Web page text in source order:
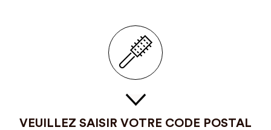
VEUILLEZ SAISIR VOTRE CODE POSTAL